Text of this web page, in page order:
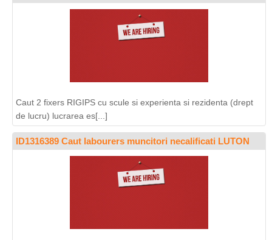
Caut 2 fixers RIGIPS cu scule si experienta si rezidenta (drept
de lucru) lucrarea es[...]
ID1316389 Caut labourers muncitori necalificati LUTON